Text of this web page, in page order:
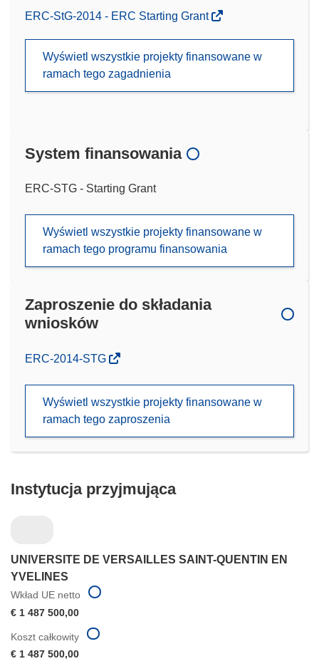
ERC-StG-2014 - ERC Starting Grant
Wyświetl wszystkie projekty finansowane w
ramach tego zagadnienia
System finansowania
ERC-STG - Starting Grant
Wyświetl wszystkie projekty finansowane w
ramach tego programu finansowania
Zaproszenie do składania
wniosków
(odnośnik
nowym
ERC-2014-STG
Wyświetl wszystkie projekty finansowane w
ramach tego zaproszenia
Instytucja przyjmująca
UNIVERSITE DE VERSAILLES SAINT-QUENTIN EN
YVELINES
Wkład UE netto
€ 1 487 500,00
Koszt całkowity
€ 1 487 500,00